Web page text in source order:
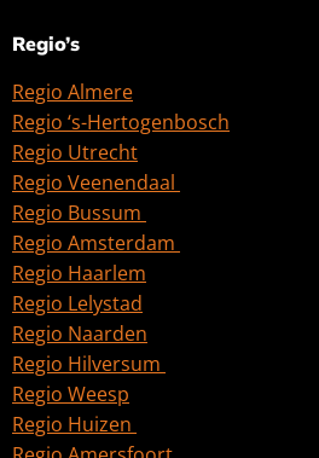
Regio’s
Regio Almere
Regio ‘s-Hertogenbosch
Regio Utrecht
Regio Veenendaal
Regio Bussum
Regio Amsterdam
Regio Haarlem
Regio Lelystad
Regio Naarden
Regio Hilversum
Regio Weesp
Regio Huizen